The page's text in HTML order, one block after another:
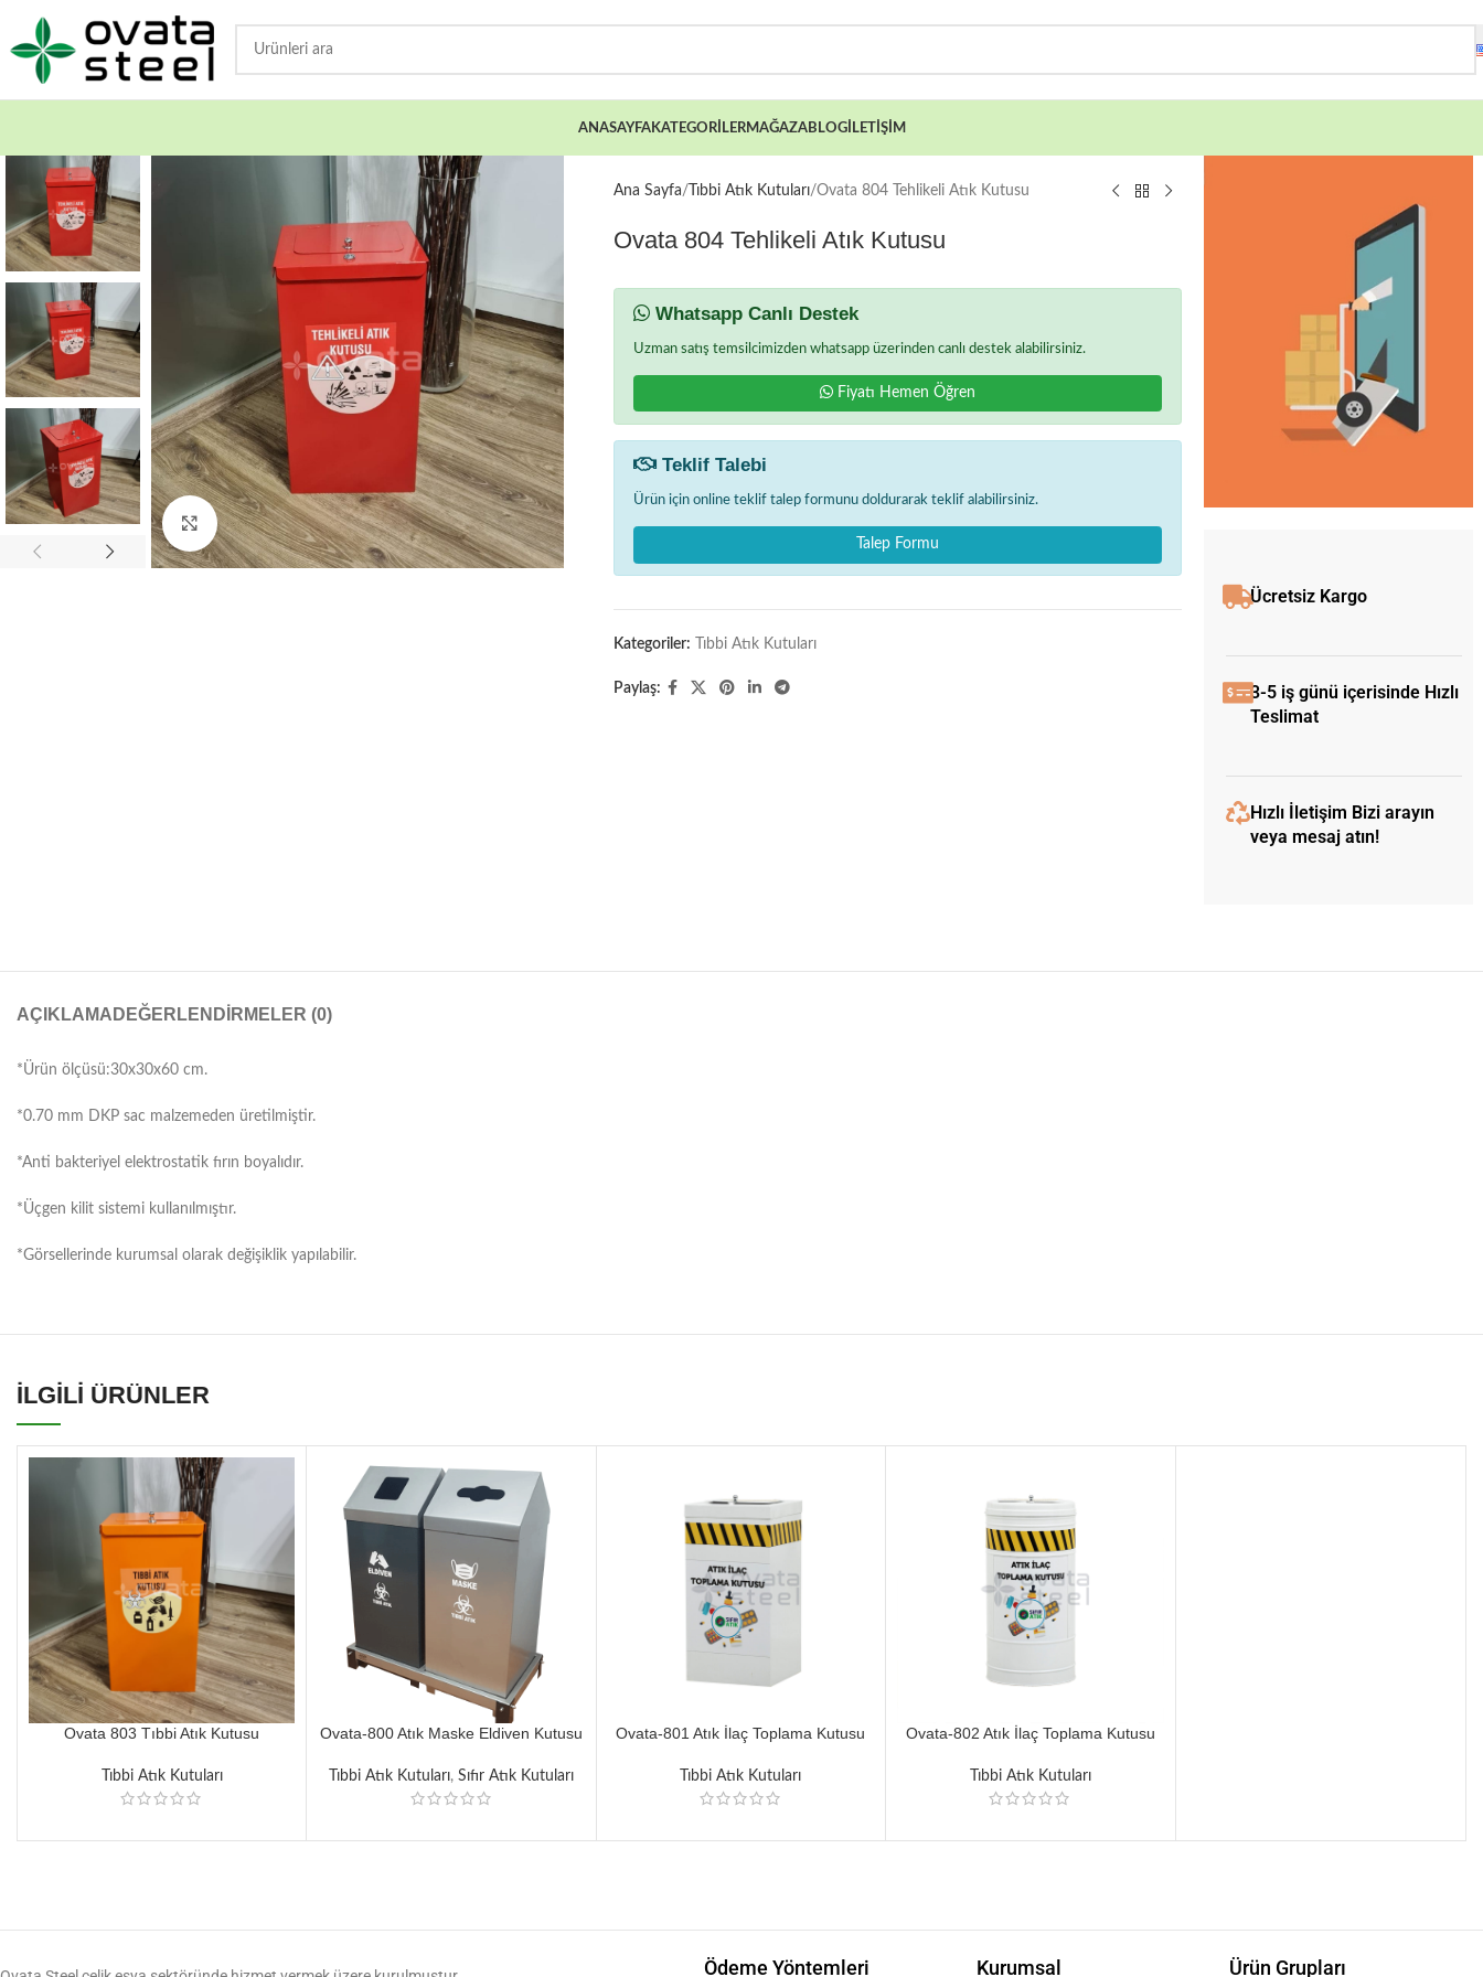
ANASAYFAKATEGORILERMAĞAZABLOGİLETIŞIM
Büyütmek için tıklayın
Ana Sayfa Tıbbi Atık Kutuları Ovata 804 Tehlikeli Atık Kutusu
Ovata 804 Tehlikeli Atık Kutusu
Whatsapp Canlı Destek
Uzman satış temsilcimizden whatsapp üzerinden canlı destek alabilirsiniz.
Fiyatı Hemen Öğren
Teklif Talebi
Ürün için online teklif talep formunu doldurarak teklif alabilirsiniz.
Talep Formu
Kategoriler: Tıbbi Atık Kutuları
Paylaş:
Ücretsiz Kargo
3-5 iş günü içerisinde Hızlı
Teslimat
Hızlı İletişim Bizi arayın
veya mesaj atın!
AÇIKLAMA DEĞERLENDIRMELER (0)
*Ürün ölçüsü:30x30x60 cm.
*0.70 mm DKP sac malzemeden üretilmiştir.
*Anti bakteriyel elektrostatik fırın boyalıdır.
*Üçgen kilit sistemi kullanılmıştır.
*Görsellerinde kurumsal olarak değişiklik yapılabilir.
İLGİLİ ÜRÜNLER
Ovata 803 Tıbbi Atık Kutusu
Tıbbi Atık Kutuları
Ovata-800 Atık Maske Eldiven Kutusu
Tıbbi Atık Kutuları,Sıfır Atık Kutuları
Ovata-801 Atık İlaç Toplama Kutusu
Tıbbi Atık Kutuları
Ovata-802 Atık İlaç Toplama Kutusu
Tıbbi Atık Kutuları
Ödeme Yöntemleri Kurumsal Ürün Grupları